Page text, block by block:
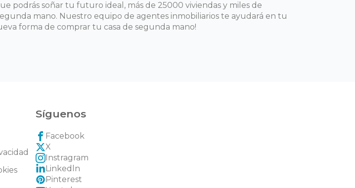
podrás soñar tu futuro ideal, más de 25000 viviendas y miles de
mano. Nuestro equipo de agentes inmobiliarios te ayudará en tu
forma de comprar tu casa de segunda mano!
Síguenos
Facebook
X
Instragram
Linkedln
Pinterest